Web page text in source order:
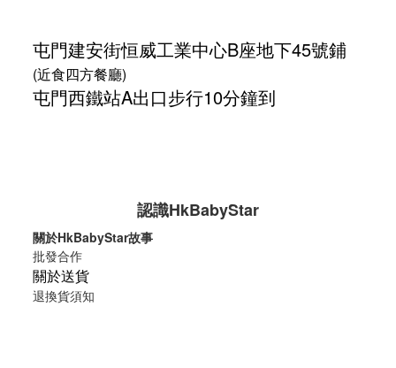
屯門建安街恒威工業中心B座地下45號鋪
(近食四方餐廳)
屯門西鐵站A出口步行10分鐘到
認識HkBabyStar
關於HkBabyStar故事
批發合作
關於送貨
退換貨須知